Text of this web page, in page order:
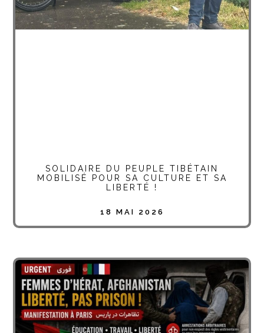
SOLIDAIRE DU PEUPLE TIBÉTAIN
MOBILISÉ POUR SA CULTURE ET SA
LIBERTÉ !
18 MAI 2026